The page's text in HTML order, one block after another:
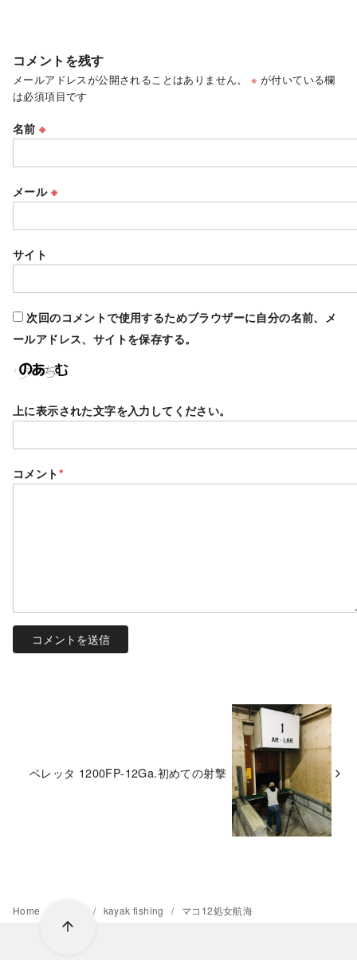
コメントを残す
メールアドレスが公開されることはありません。 ※ が付いている欄
は必須項目です
名前※
メール ※
サイト
次回のコメントで使用するためブラウザーに自分の名前、メ
ールアドレス、サイトを保存する。
上に表示された文字を入力してください。
コメント*
ベレッタ 1200FP-12Ga.初めての射撃
Home kayak fishing マコ12処女航海